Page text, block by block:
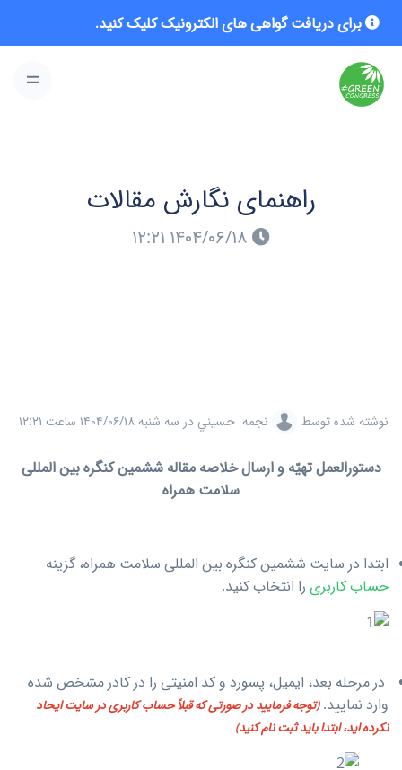
برای دریافت گواهی های الکترونیک کلیک کنید.
راهنمای نگارش مقالات
نوشته شده توسط نجمه حسيني در سه شنبه ۱۴۰۴/۰۶/۱۸ ساعت ۱۲:۲۱
دستورالعمل تهیّه و ارسال خلاصه مقاله ششمین کنگره بین المللی
سلامت همراه
ابتدا در سایت ششمین کنگره بین المللی سلامت همراه، گزینه
حساب کاربری را انتخاب کنید.
در مرحله بعد، ایمیل، پسورد و کد امنیتی را در کادر مشخص شده
وارد نمایید.(توجه فرمایید در صورتی که قبلاً حساب کاربری در سایت ایحاد
نکرده اید، ابتدا باید ثبت نام کنید)